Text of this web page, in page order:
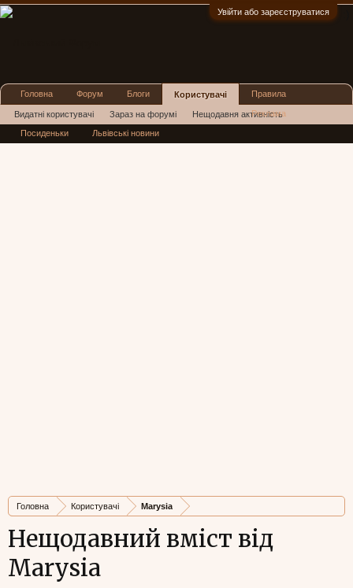
Увійти або зареєструватися
Головна Користувачі Marysia
Нещодавний вміст від
Marysia
Головна Форум Блоги Користувачі
Видатні користувачі Зараз на форумі Нещодавня активність
Нові повідомлення профілю
Правила
Реклама
Посиденьки Львівські новини